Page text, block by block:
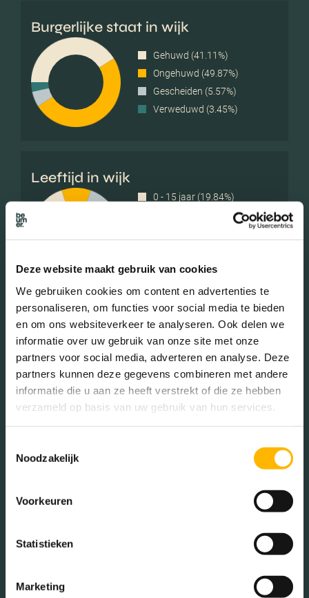
Deze website maakt gebruik van cookies
We gebruiken cookies om content en advertenties te
personaliseren, om functies voor social media te bieden
en om ons websiteverkeer te analyseren. Ook delen we
informatie over uw gebruik van onze site met onze
partners voor social media, adverteren en analyse. Deze
partners kunnen deze gegevens combineren met andere
informatie die u aan ze heeft verstrekt of die ze hebben
verzameld op basis van uw gebruik van hun services.
Noodzakelijk
Voorkeuren
Statistieken
Marketing
Burgerlijke staat in wijk
Gehuwd (41.11%)
Ongehuwd (49.87%)
Gescheiden (5.57%)
Verweduwd (3.45%)
Leeftijd in wijk
0 - 15 jaar (19.84%)
15 - 25 jaar (10.58%)
65+ jaar (18.25%)
Geslacht
Mannen (49.20%)
Vrouwen (50.80%)
Éénpersoons huishoudens